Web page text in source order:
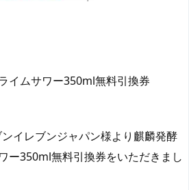
イムサワー350ml無料引換券
イレブンジャパン様より麒麟発酵
ー350ml無料引換券をいただきまし